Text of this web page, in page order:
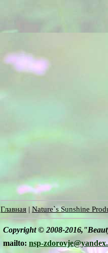
Главная | Nature`s Sunshine
Copyright © 2008-
mailto: nsp-